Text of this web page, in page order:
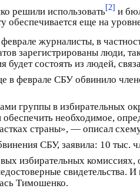
решили использовать[2] и
обеспечивается еще на
журналисты, в
зарегистрированы люди,
будет состоять из людей,
в феврале СБУ обвинило
группы в избирательных
необходимое,
страны», — описал
СБУ, заявила: 10 тыс.
избирательных
свидетельства.
Тимошенко.